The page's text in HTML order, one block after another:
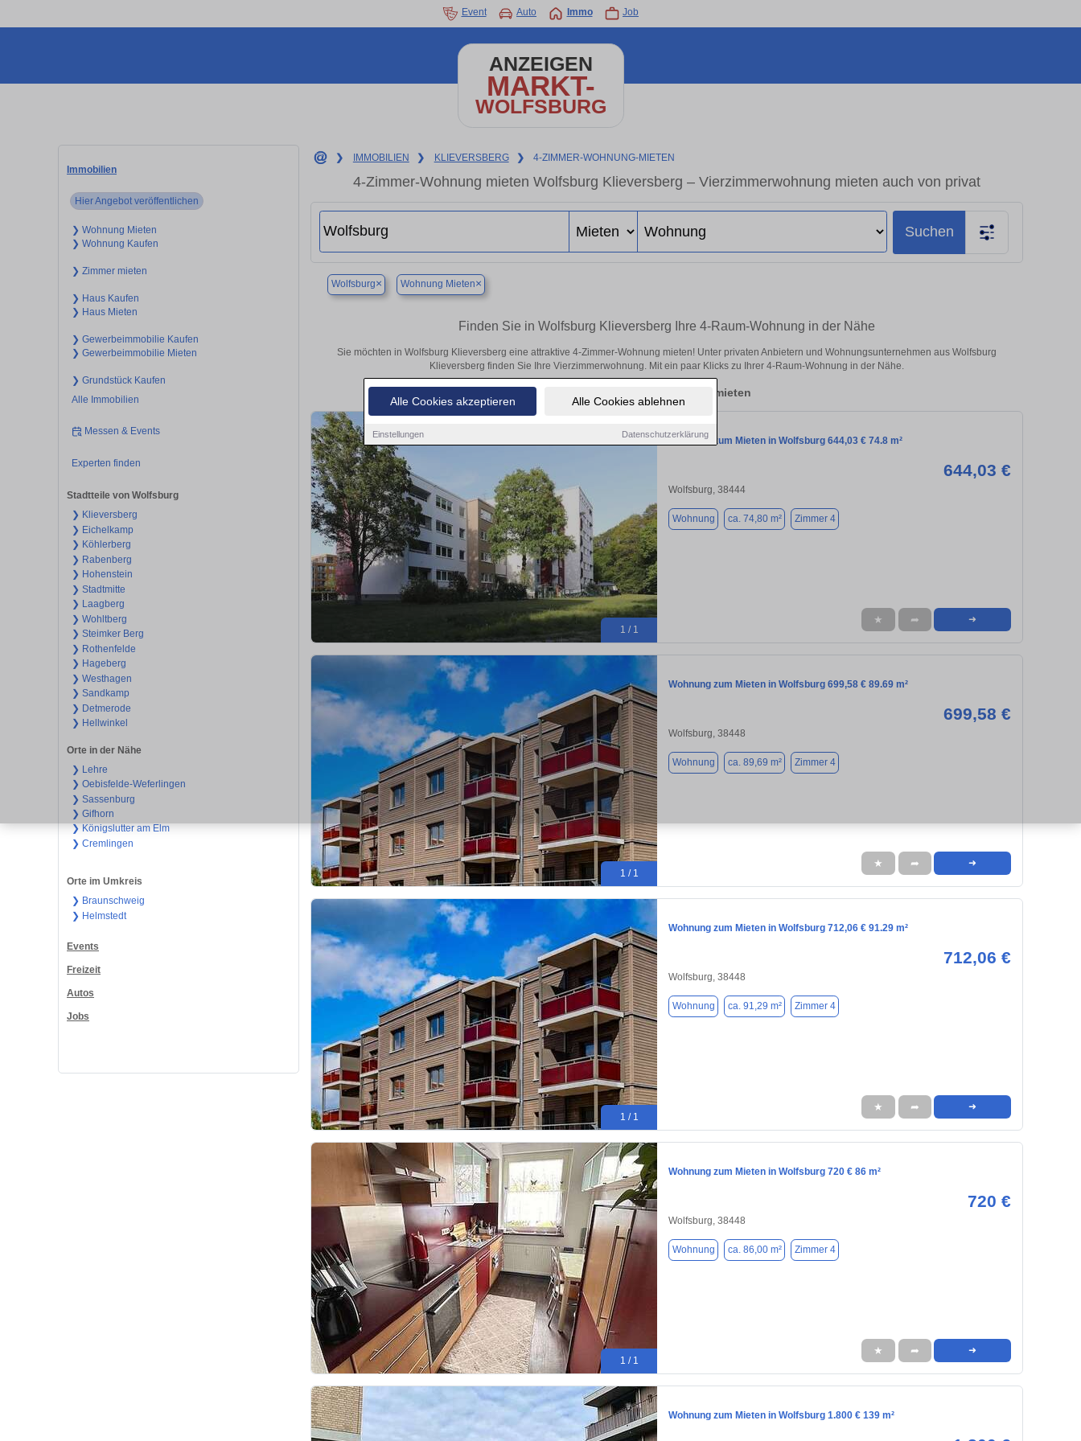
Alle Cookies akzeptieren Alle Cookies ablehnen
Einstellungen Datenschutzerklärung
Event Auto Immo Job
ANZEIGEN
MARKT-
WOLFSBURG
Immobilien
Hier Angebot veröffentlichen
❯ Wohnung Mieten
❯ Wohnung Kaufen
❯ Zimmer mieten
❯ Haus Kaufen
❯ Haus Mieten
❯ Gewerbeimmobilie Kaufen
❯ Gewerbeimmobilie Mieten
❯ Grundstück Kaufen
Alle Immobilien
Messen & Events
Experten finden
Stadtteile von Wolfsburg
❯ Klieversberg
❯ Eichelkamp
❯ Köhlerberg
❯ Rabenberg
❯ Hohenstein
❯ Stadtmitte
❯ Laagberg
❯ Wohltberg
❯ Steimker Berg
❯ Rothenfelde
❯ Hageberg
❯ Westhagen
❯ Sandkamp
❯ Detmerode
❯ Hellwinkel
Orte in der Nähe
❯ Lehre
❯ Oebisfelde-Weferlingen
❯ Sassenburg
❯ Gifhorn
❯ Königslutter am Elm
❯ Cremlingen
Orte im Umkreis
❯ Braunschweig
❯ Helmstedt
Events
Freizeit
Autos
Jobs
❯ IMMOBILIEN ❯ KLIEVERSBERG ❯ 4-ZIMMER-WOHNUNG-MIETEN
4-Zimmer-Wohnung mieten Wolfsburg Klieversberg – Vierzimmerwohnung mieten auch von privat
Suchen
Wolfsburg× Wohnung Mieten×
Finden Sie in Wolfsburg Klieversberg Ihre 4-Raum-Wohnung in der Nähe
Sie möchten in Wolfsburg Klieversberg eine attraktive 4-Zimmer-Wohnung mieten! Unter privaten Anbietern und Wohnungsunternehmen aus Wolfsburg
Klieversberg finden Sie Ihre Vierzimmerwohnung. Mit ein paar Klicks zu Ihrer 4-Raum-Wohnung in der Nähe.
Aktuelle Wohnung zum mieten
1 / 1
Wohnung zum Mieten in Wolfsburg 644,03 € 74.8 m²
644,03 €
Wolfsburg, 38444
Wohnung ca. 74,80 m² Zimmer 4
★ ➦ ➜
1 / 1
Wohnung zum Mieten in Wolfsburg 699,58 € 89.69 m²
699,58 €
Wolfsburg, 38448
Wohnung ca. 89,69 m² Zimmer 4
★ ➦ ➜
1 / 1
Wohnung zum Mieten in Wolfsburg 712,06 € 91.29 m²
712,06 €
Wolfsburg, 38448
Wohnung ca. 91,29 m² Zimmer 4
★ ➦ ➜
1 / 1
Wohnung zum Mieten in Wolfsburg 720 € 86 m²
720 €
Wolfsburg, 38448
Wohnung ca. 86,00 m² Zimmer 4
★ ➦ ➜
Wohnung zum Mieten in Wolfsburg 1.800 € 139 m²